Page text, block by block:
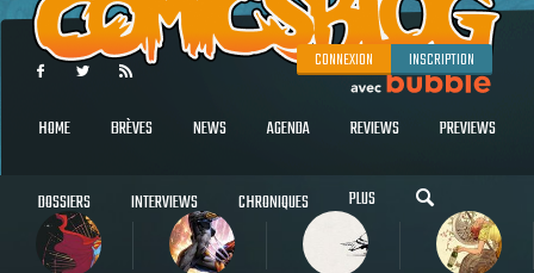
CONNEXION INSCRIPTION
HOME BRÈVES NEWS AGENDA REVIEWS PREVIEWS
DOSSIERS INTERVIEWS CHRONIQUES PLUS